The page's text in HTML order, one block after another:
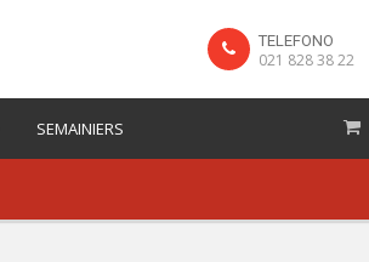
TELEFONO
021 828 38 22
SEMAINIERS